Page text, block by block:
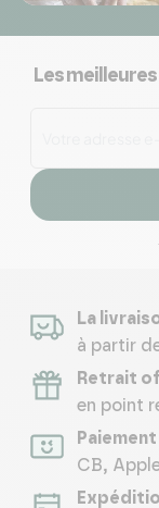
Les
La
à partir
Retrait
en point
CB,